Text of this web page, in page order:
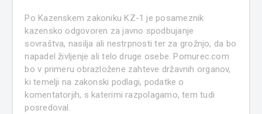
Po Kazenskem zakoniku KZ-1 je posameznik
kazensko odgovoren za javno spodbujanje
sovraštva, nasilja ali nestrpnosti ter za grožnjo, da bo
napadel življenje ali telo druge osebe. Pomurec.com
bo v primeru obrazložene zahteve državnih organov,
ki temelji na zakonski podlagi, podatke o
komentatorjih, s katerimi razpolagamo, tem tudi
posredoval.